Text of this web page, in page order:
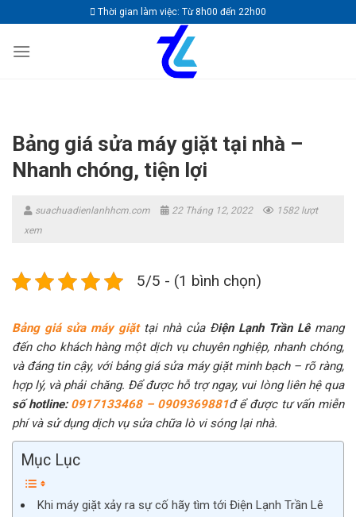
to
content
Thời gian làm việc: Từ 8h00 đến 22h00
Bảng giá sửa máy giặt tại nhà –
Nhanh chóng, tiện lợi
suachuadienlanhhcm.com 22 Tháng 12, 2022
1582 lượt
xem
5/5 - (1 bình chọn)
Bảng giá sửa máy giặt tại nhà của Điện Lạnh Trần Lêmang
đến cho khách hàng một dịch vụ chuyên nghiệp, nhanh chóng,
và đáng tin cậy, với bảng giá sửa máy giặt minh bạch – rõ ràng,
hợp lý, và phải chăng. Để được hỗ trợ ngay, vui lòng liên hệ qua
số hotline: 0917133468 – 0909369881đ ể được tư vấn miễn
phí và sử dụng dịch vụ sửa chữa lò vi sóng lại nhà.
Mục Lục
Khi máy giặt xảy ra sự cố hãy tìm tới Điện Lạnh Trần Lê